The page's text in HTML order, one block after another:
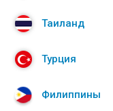
Таиланд
Турция
Филиппины